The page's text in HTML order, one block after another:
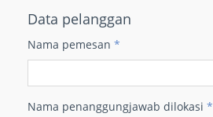
Data pelanggan
Nama pemesan *
Nama penanggungjawab dilokasi *